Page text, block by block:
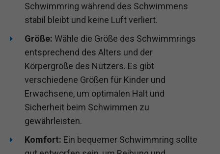
Schwimmring während des Schwimmens
stabil bleibt und keine Luft verliert.
Größe: Wähle die Größe des Schwimmrings
entsprechend des Alters und der
Körpergröße des Nutzers. Es gibt
verschiedene Größen für Kinder und
Erwachsene, um optimalen Halt und
Sicherheit beim Schwimmen zu
gewährleisten.
Komfort: Ein bequemer Schwimmring sollte